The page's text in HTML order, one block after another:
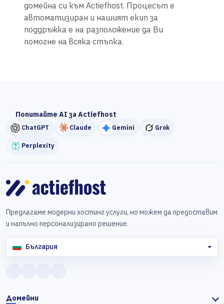
домейна си към Actiefhost. Процесът е
автоматизиран и нашият екип за
поддръжка е на разположение да Ви
помогне на всяка стъпка.
Попитайте AI за Actiefhost
ChatGPT Claude Gemini Grok
Perplexity
Предлагаме модерни хостинг услуги, но можем да предоставим
и напълно персонализирано решение.
България
Домейни